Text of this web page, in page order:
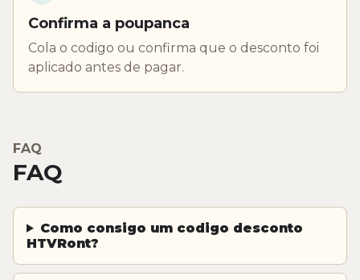
Confirma a poupanca
Cola o codigo ou confirma que o desconto foi
aplicado antes de pagar.
FAQ
FAQ
Como consigo um codigo desconto
HTVRont?